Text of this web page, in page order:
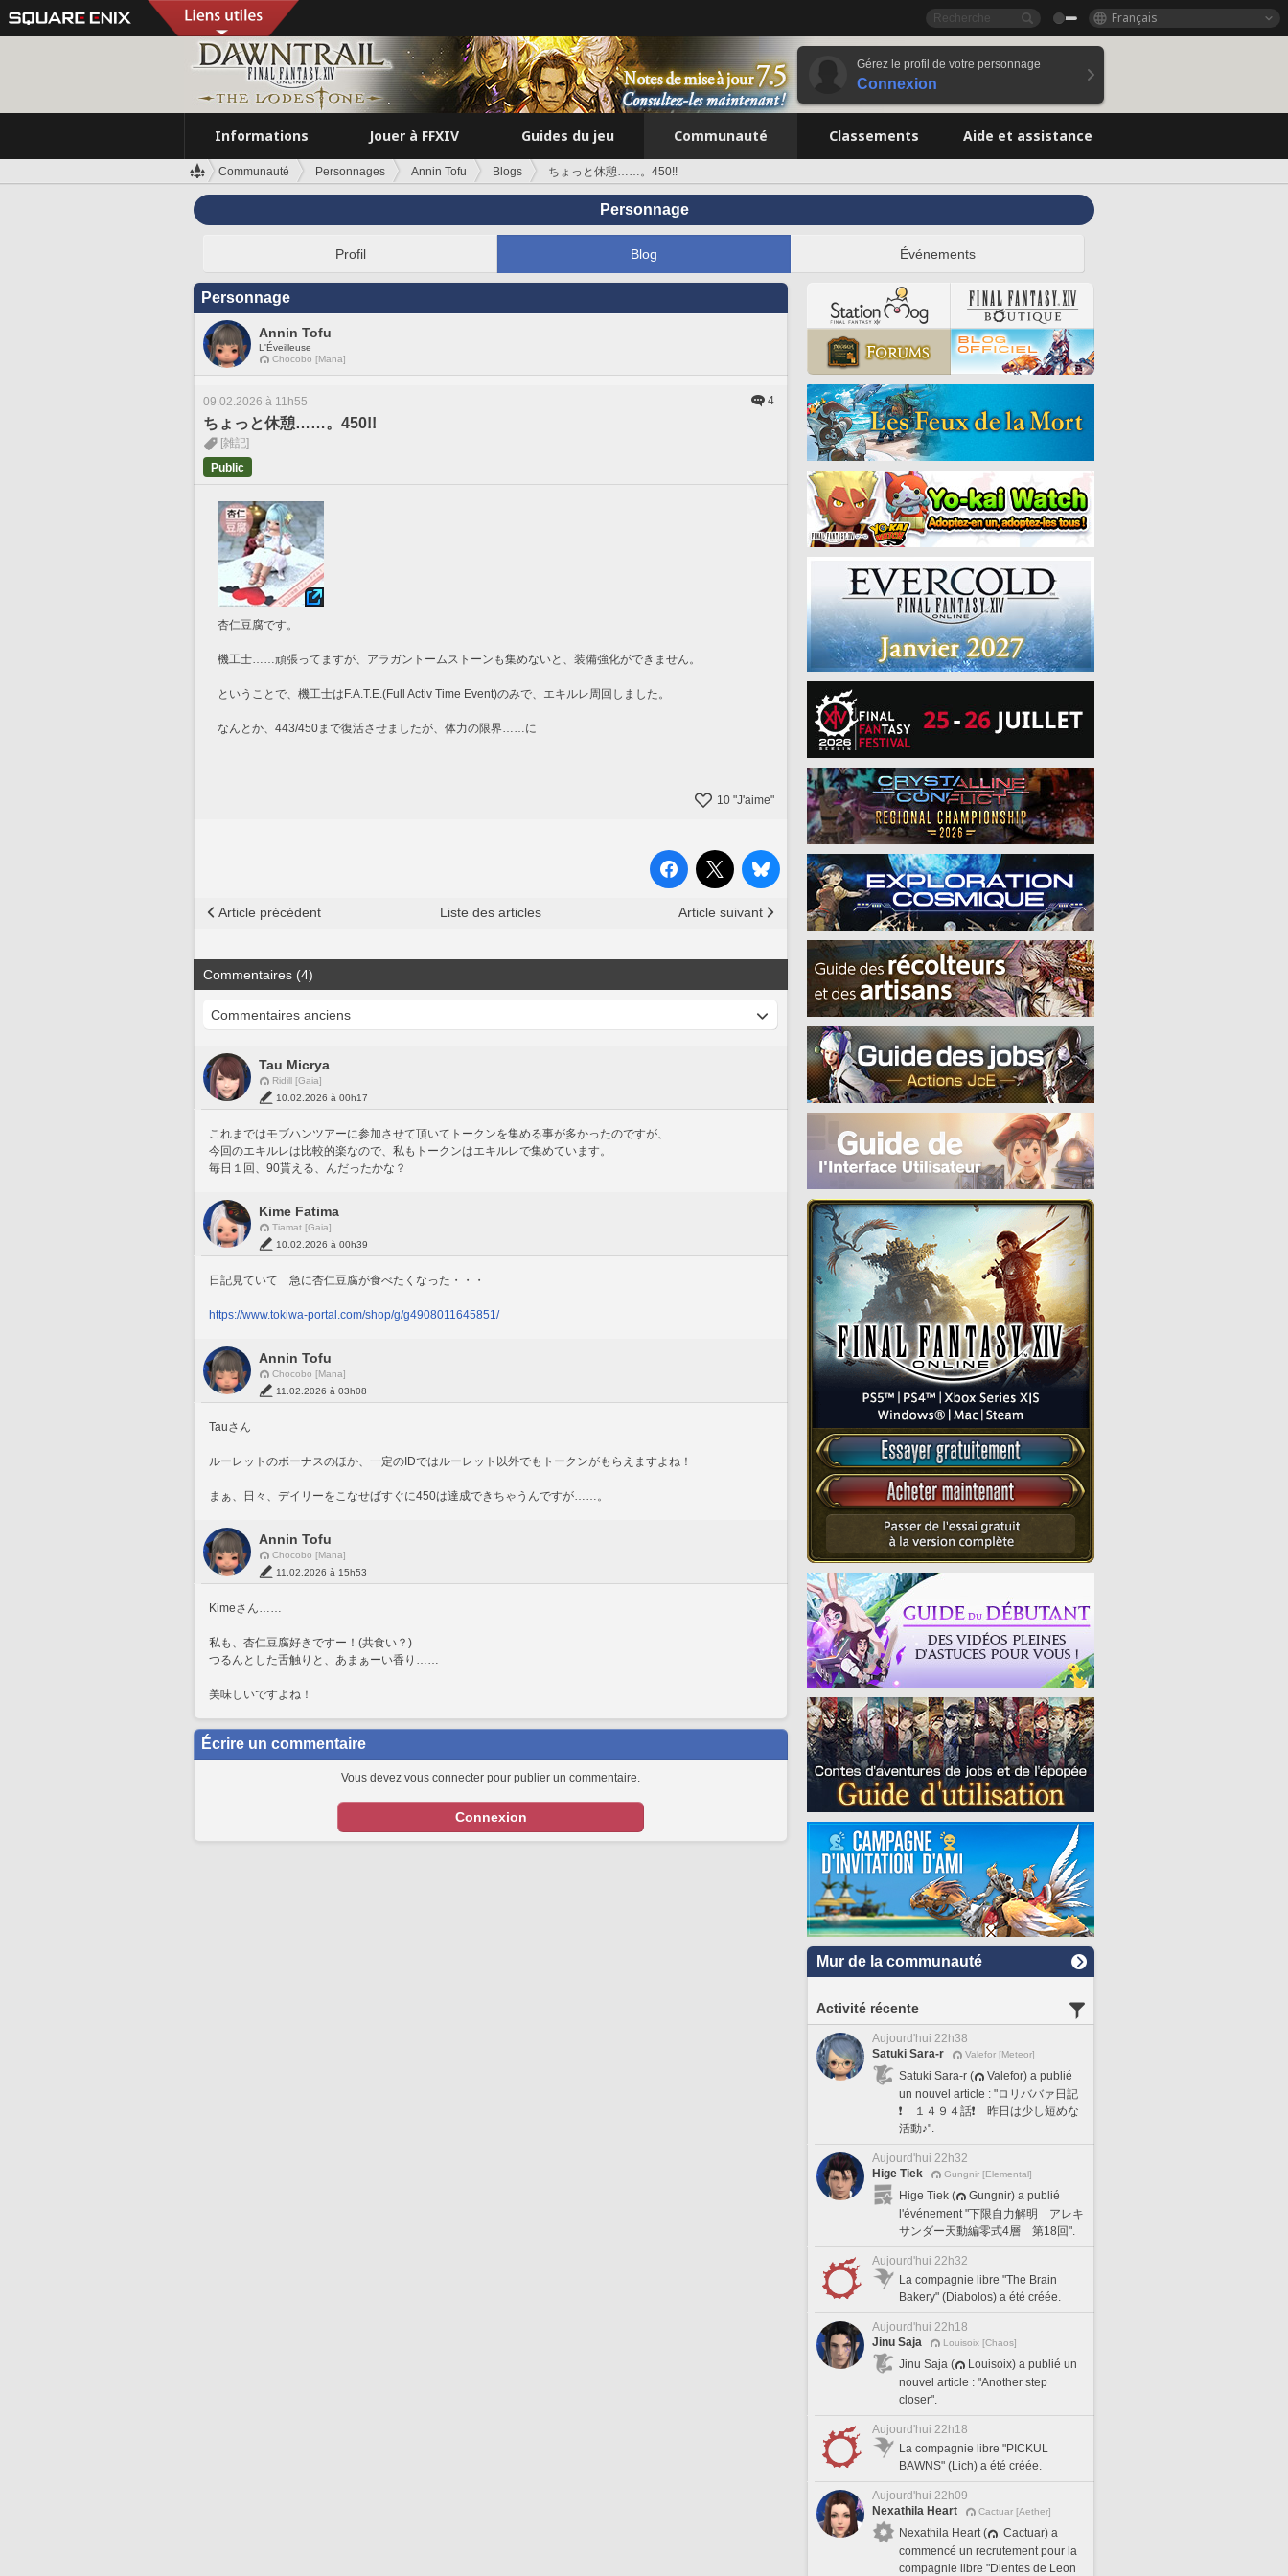
Français
Gérez le profil de votre personnage
Connexion
Informations Jouer à FFXIV Guides du jeu Communauté Classements Aide et assistance
Communauté Personnages Annin Tofu Blogs ちょっと休憩……。450!!
Personnage
Profil Blog Événements
Personnage
Annin Tofu
L'Éveilleuse
Chocobo [Mana]
09.02.2026 à 11h55 4
ちょっと休憩……。450!!
[雑記]
Public
杏仁豆腐です。
機工士……頑張ってますが、アラガントームストーンも集めないと、装備強化ができません。
ということで、機工士はF.A.T.E.(Full Activ Time Event)のみで、エキルレ周回しました。
なんとか、443/450まで復活させましたが、体力の限界……に
10 "J'aime"
Article précédent Liste des articles Article suivant
Commentaires (4)
Tau Micrya
Ridill [Gaia]
10.02.2026 à 00h17
これまではモブハンツアーに参加させて頂いてトークンを集める事が多かったのですが、
今回のエキルレは比較的楽なので、私もトークンはエキルレで集めています。
毎日１回、90貰える、んだったかな？
Kime Fatima
Tiamat [Gaia]
10.02.2026 à 00h39
日記見ていて　急に杏仁豆腐が食べたくなった・・・
https://www.tokiwa-portal.com/shop/g/g4908011645851/
Annin Tofu
Chocobo [Mana]
11.02.2026 à 03h08
Tauさん
ルーレットのボーナスのほか、一定のIDではルーレット以外でもトークンがもらえますよね！
まぁ、日々、デイリーをこなせばすぐに450は達成できちゃうんですが……。
Annin Tofu
Chocobo [Mana]
11.02.2026 à 15h53
Kimeさん……
私も、杏仁豆腐好きですー！(共食い？)
つるんとした舌触りと、あまぁーい香り……
美味しいですよね！
Écrire un commentaire
Vous devez vous connecter pour publier un commentaire.
Connexion
Mur de la communauté
Activité récente
Aujourd'hui 22h38
Satuki Sara-r
Valefor [Meteor]
Satuki Sara-r (
Valefor) a publié
un nouvel article : "ロリババァ日記
❗️ １４９４話❗️ 昨日は少し短めな
活動♪".
Aujourd'hui 22h32
Hige Tiek
Gungnir [Elemental]
Hige Tiek (
Gungnir) a publié
l'événement "下限自力解明 アレキ
サンダー天動編零式4層 第18回".
Aujourd'hui 22h32
La compagnie libre "The Brain
Bakery" (Diabolos) a été créée.
Aujourd'hui 22h18
Jinu Saja
Louisoix [Chaos]
Jinu Saja (
Louisoix) a publié un
nouvel article : "Another step
closer".
Aujourd'hui 22h18
La compagnie libre "PICKUL
BAWNS" (Lich) a été créée.
Aujourd'hui 22h09
Nexathila Heart
Cactuar [Aether]
Nexathila Heart (
Cactuar) a
commencé un recrutement pour la
compagnie libre "Dientes de Leon